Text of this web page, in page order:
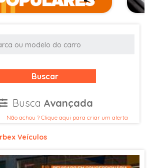
Buscar
Busca Avançada
Não achou ? Clique aqui para criar um alerta
Veículos